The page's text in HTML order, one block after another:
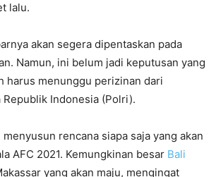
lalu.
akan segera dipentaskan pada
Namun, ini belum jadi keputusan yang
harus menunggu perizinan dari
Republik Indonesia (Polri).
rencana siapa saja yang akan
AFC 2021. Kemungkinan besar Bali
yang akan maju, mengingat